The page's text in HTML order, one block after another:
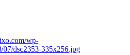
wp-
07/dsc2353-335x256.jpg